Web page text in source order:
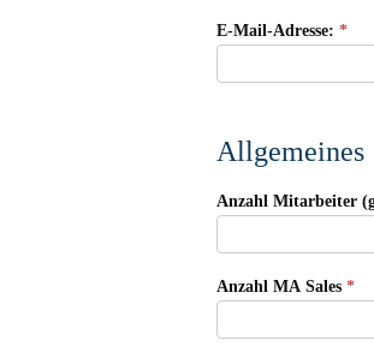
E-Mail-Adresse: *
Allgemeines
Anzahl Mitarbeiter
Anzahl MA Sales *